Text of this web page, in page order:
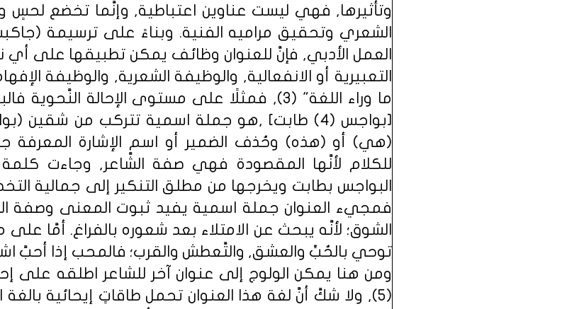
وتأثيرها, فهي ليست عناوين اعتباطية, وإنَّما تخضع لحسٍ
الشعري وتحقيق مراميه الفنية. وبناءً على ترسيمة
العمل الأدبي, فإنَّ للعنوان وظائف يمكن تطبيقها على
التعبيرية أو الانفعالية, والوظيفة الشعرية, والوظيفة
ما وراء اللغة" (3), فمثلًا على مستوى الإحالة
[بواجس (4) طابت] ,هو جملة اسمية تتركب من شقين
(هي) أو (هذه) وحُذف الضمير أو اسم الإشارة المعرفة
للكلام لأنَّها المقصودة فهي صفة الشَّاعر, وجاءت كلمة
البواجس بطابت ويخرجها من مطلق التنكير إلى جمالية
فمجيء العنوان جملة اسمية يفيد ثبوت المعنى وصفة
الشوق؛ لأنَّه يبحث عن الامتلاء بعد شعوره بالفراغ. أمَّا
توحي بالحُبِّ والعشق, والتَّعطش والقرب؛ فالمحب إذا أحبَّ
ومن هنا يمكن الولوج إلى عنوان آخر للشاعر اطلقه على
(5), ولا شكَّ أنَّ لغة هذا العنوان تحمل طاقاتٍ إيحائية بالغة